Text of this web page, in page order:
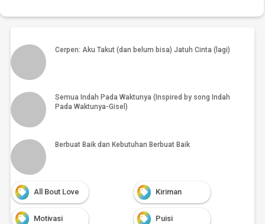
gaya hidup?
Cerpen: Aku Takut (dan belum bisa) Jatuh Cinta (lagi)
Semua Indah Pada Waktunya (Inspired by song Indah
Pada Waktunya-Gisel)
Berbuat Baik dan Kebutuhan Berbuat Baik
All Bout Love Kiriman
Motivasi Puisi